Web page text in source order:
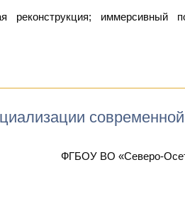
реконструкция;
ФГБОУ ВО «Северо-